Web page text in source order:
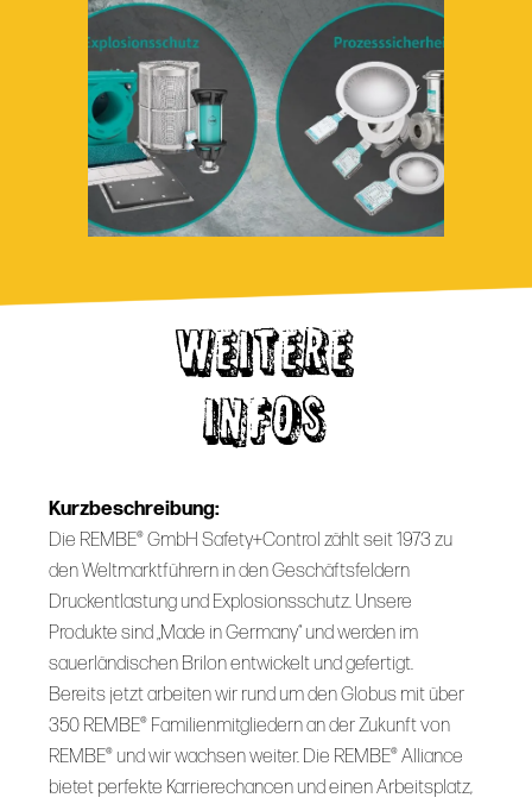
WEITERE
INFOS
Kurzbeschreibung:
Die REMBE® GmbH Safety+Control zählt seit 1973 zu
den Weltmarktführern in den Geschäftsfeldern
Druckentlastung und Explosionsschutz. Unsere
Produkte sind „Made in Germany“ und werden im
sauerländischen Brilon entwickelt und gefertigt.
Bereits jetzt arbeiten wir rund um den Globus mit über
350 REMBE® Familienmitgliedern an der Zukunft von
REMBE® und wir wachsen weiter. Die REMBE® Alliance
bietet perfekte Karrierechancen und einen Arbeitsplatz,